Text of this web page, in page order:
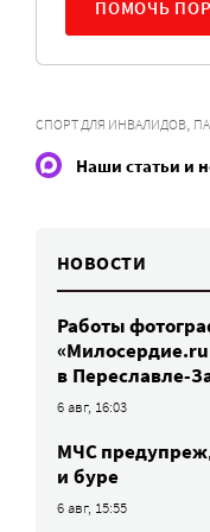
ПОМОЧЬ
СПОРТ ДЛЯ ИНВАЛИДОВ,
Наши статьи и
НОВОСТИ
Работы
в Переславле-
6 авг, 16:03
МЧС
и буре
6 авг, 15:55